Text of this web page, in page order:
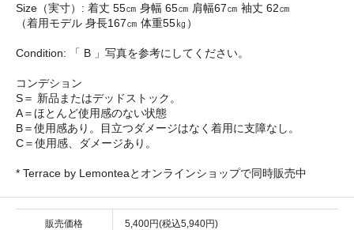
Size（実寸）: 着丈 55㎝ 身幅 65㎝ 肩幅67㎝ 袖丈 62㎝
（着用モデル 身長167㎝ 体重55㎏）
Condition: 「 B 」写真を参考にしてください。
コンデション
S＝ 新品またはデッドストック。
A＝ほとんど使用感のない状態
B＝使用感あり。目立つダメージはなく着用に支障なし。
C＝使用感、ダメージあり。
* Terrace by Lemonteaとオンラインショップで同時販売中
販売価格 5,400円(税込5,940円)